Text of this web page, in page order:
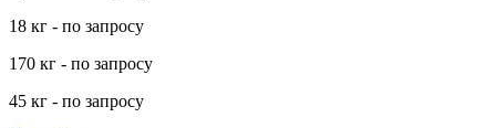
18 кг - по запросу
170 кг - по запросу
45 кг - по запросу